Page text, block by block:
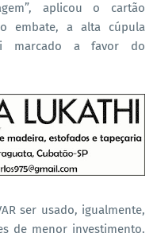
aplicou o cartão
embate, a alta cúpula
marcado a favor do
ser usado, igualmente,
de menor investimento.